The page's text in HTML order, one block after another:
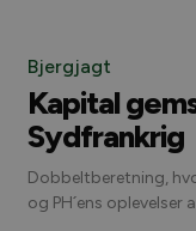
Bjergjagt
Kapital
Sydfrankrig
Dobbeltberetning,
og PH´ens oplevelser